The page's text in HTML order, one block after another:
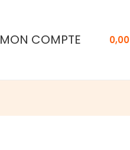
MON COMPTE 0,00